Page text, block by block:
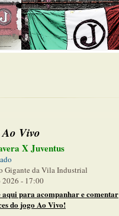
Vivo
X Juventus
Gigante da Vila Industrial
2026 - 17:00
aqui para acompanhar e comentar
do jogo Ao Vivo!